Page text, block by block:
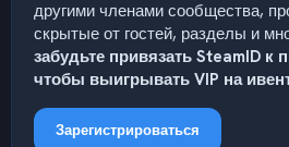
другими членами сообщества,
скрытые от гостей, разделы и
забудьте привязать SteamID
чтобы выигрывать VIP на
Зарегистрироваться